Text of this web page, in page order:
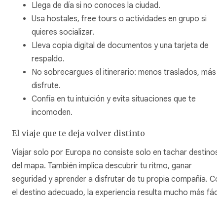
Llega de día si no conoces la ciudad.
Usa hostales, free tours o actividades en grupo si
quieres socializar.
Lleva copia digital de documentos y una tarjeta de
respaldo.
No sobrecargues el itinerario: menos traslados, más
disfrute.
Confía en tu intuición y evita situaciones que te
incomoden.
El viaje que te deja volver distinto
Viajar solo por Europa no consiste solo en tachar destinos
del mapa. También implica descubrir tu ritmo, ganar
seguridad y aprender a disfrutar de tu propia compañía.
el destino adecuado, la experiencia resulta mucho más fácil